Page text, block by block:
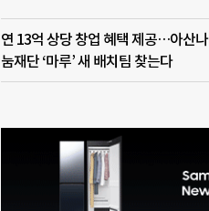
연 13억 상당 창업 혜택 제공…아산나
눔재단 ‘마루’ 새 배치팀 찾는다